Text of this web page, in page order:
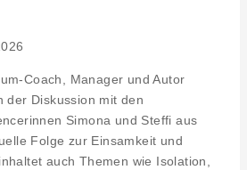
Coach, Manager und Autor
der Diskussion mit den
Simona und Steffi aus
Folge zur Einsamkeit und
auch Themen wie Isolation,